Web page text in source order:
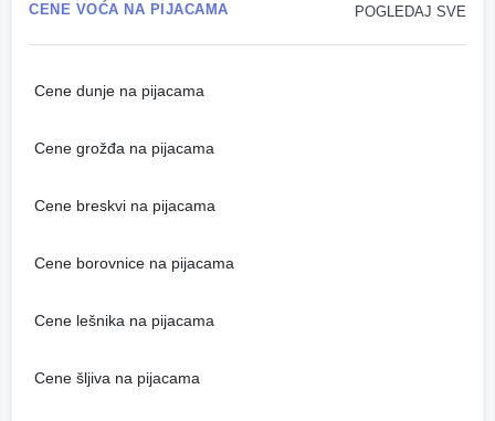
POGLEDAJ SVE
CENE VOĆA NA PIJACAMA
Cene dunje na pijacama
Cene grožđa na pijacama
Cene breskvi na pijacama
Cene borovnice na pijacama
Cene lešnika na pijacama
Cene šljiva na pijacama